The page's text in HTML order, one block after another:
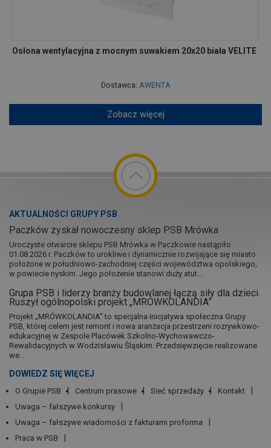
Osłona wentylacyjna z mocnym suwakiem 20x20 biała VELITE
Dostawca: AWENTA
Zobacz więcej
AKTUALNOŚCI GRUPY PSB
Paczków zyskał nowoczesny sklep PSB Mrówka
Uroczyste otwarcie sklepu PSB Mrówka w Paczkowie nastąpiło
01.08.2026 r. Paczków to urokliwe i dynamicznie rozwijające się miasto
położone w południowo-zachodniej części województwa opolskiego,
w powiecie nyskim. Jego położenie stanowi duży atut...
Grupa PSB i liderzy branży budowlanej łączą siły dla dzieci.
Ruszył ogólnopolski projekt „MRÓWKOLANDIA”
Projekt „MRÓWKOLANDIA” to specjalna inicjatywa społeczna Grupy
PSB, której celem jest remont i nowa aranżacja przestrzeni rozrywkowo-
edukacyjnej w Zespole Placówek Szkolno-Wychowawczo-
Rewalidacyjnych w Wodzisławiu Śląskim. Przedsięwzięcie realizowane
we...
DOWIEDZ SIĘ WIĘCEJ
O Grupie PSB Centrum prasowe Sieć sprzedaży
Kontakt
Uwaga – fałszywe konkursy
Uwaga – fałszywe wiadomości z fakturami proforma
Praca w PSB